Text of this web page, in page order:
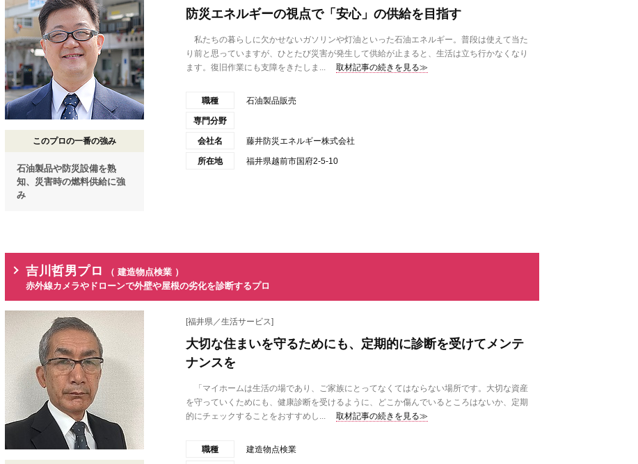
このプロの一番の強み
石油製品や防災設備を熟
知、災害時の燃料供給に強
み
防災エネルギーの視点で「安心」の供給を目指す
私たちの暮らしに欠かせないガソリンや灯油といった石油エネルギー。普段は使えて当た
り前と思っていますが、ひとたび災害が発生して供給が止まると、生活は立ち行かなくなり
ます。復旧作業にも支障をきたしま...
取材記事の続きを見る≫
職種 石油製品販売
専門分野
会社名 藤井防災エネルギー株式会社
所在地 福井県越前市国府2-5-10
吉川哲男プロ
（ 建造物点検業 ）
赤外線カメラやドローンで外壁や屋根の劣化を診断するプロ
[福井県／生活サービス]
大切な住まいを守るためにも、定期的に診断を受けてメンテ
ナンスを
「マイホームは生活の場であり、ご家族にとってなくてはならない場所です。大切な資産
を守っていくためにも、健康診断を受けるように、どこか傷んでいるところはないか、定期
的にチェックすることをおすすめし...
取材記事の続きを見る≫
職種 建造物点検業